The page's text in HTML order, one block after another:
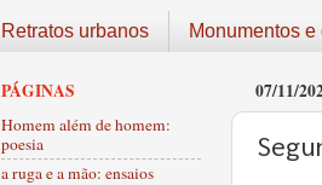
Retratos urbanos Monumentos
07/11/
PÁGINAS
Homem além de homem:
poesia
a ruga e a mão: ensaios